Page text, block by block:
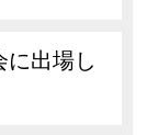
に出場し